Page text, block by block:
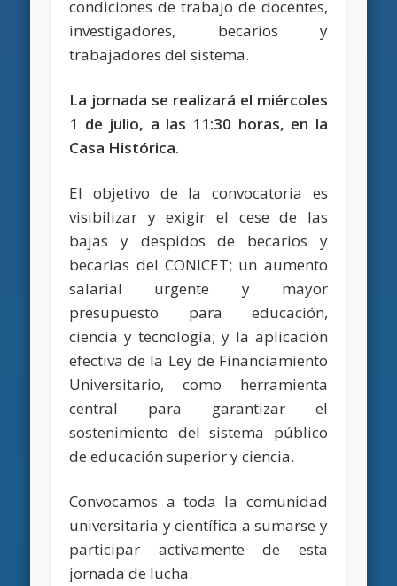
condiciones de trabajo de docentes,
investigadores, becarios y
trabajadores del sistema.
La jornada se realizará el miércoles
1 de julio, a las 11:30 horas, en la
Casa Histórica.
El objetivo de la convocatoria es
visibilizar y exigir el cese de las
bajas y despidos de becarios y
becarias del CONICET; un aumento
salarial urgente y mayor
presupuesto para educación,
ciencia y tecnología; y la aplicación
efectiva de la Ley de Financiamiento
Universitario, como herramienta
central para garantizar el
sostenimiento del sistema público
de educación superior y ciencia.
Convocamos a toda la comunidad
universitaria y científica a sumarse y
participar activamente de esta
jornada de lucha.